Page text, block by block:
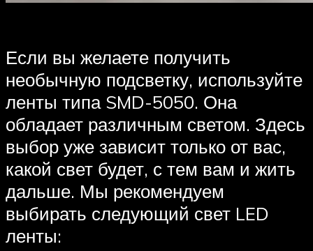
Если вы желаете получить
необычную подсветку, используйте
ленты типа SMD-5050. Она
обладает различным светом. Здесь
выбор уже зависит только от вас,
какой свет будет, с тем вам и жить
дальше. Мы рекомендуем
выбирать следующий свет LED
ленты: